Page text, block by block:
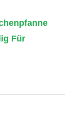
Für